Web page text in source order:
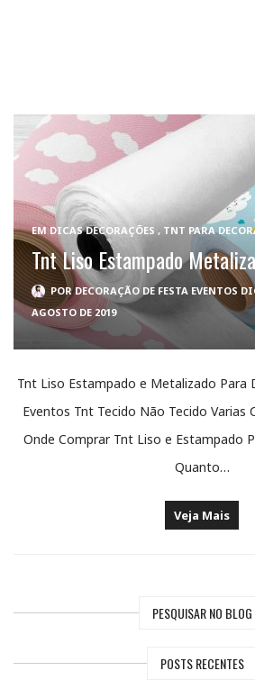
EMDICAS DECORAÇÕES , TNT PARA
Tnt Liso Estampado
PORDECORAÇÃO DE FESTA EVENTOS
AGOSTO DE 2019
Tnt Liso Estampado e Metalizado Para
Eventos Tnt Tecido Não Tecido Varias
Onde Comprar Tnt Liso e Estampado
Quanto…
Veja Mais
PESQUISAR NO BLOG
POSTS RECENTES